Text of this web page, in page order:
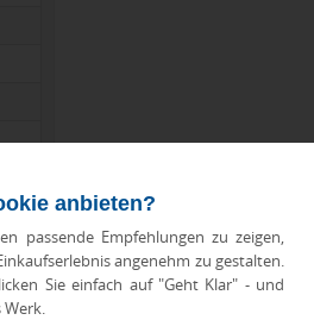
anbieten?
passende Empfehlungen zu zeigen,
angenehm zu gestalten.
Sie einfach auf "Geht Klar" - und
Werk.